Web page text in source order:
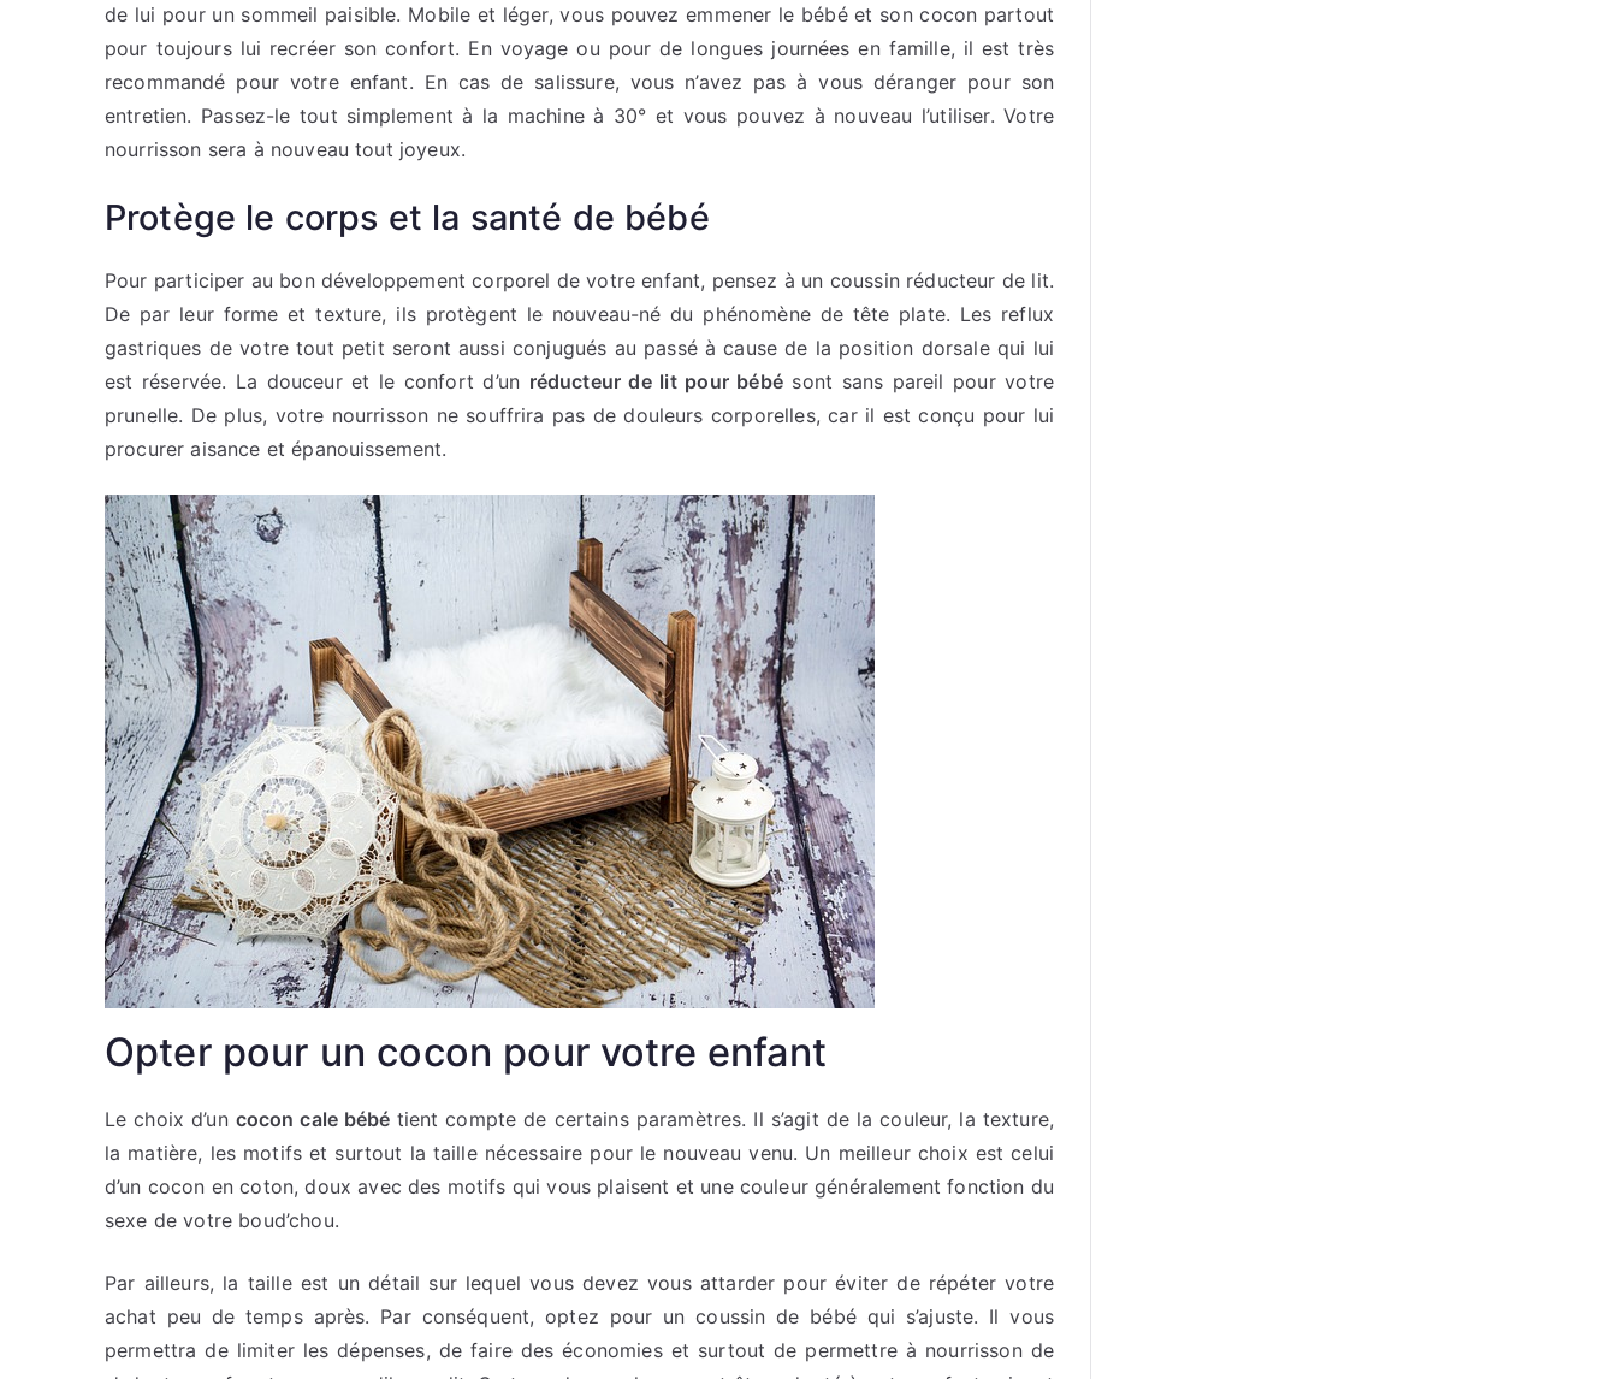
de lui pour un sommeil paisible. Mobile et léger, vous pouvez emmener le bébé et son cocon partout
pour toujours lui recréer son confort. En voyage ou pour de longues journées en famille, il est très
recommandé pour votre enfant. En cas de salissure, vous n’avez pas à vous déranger pour son
entretien. Passez-le tout simplement à la machine à 30° et vous pouvez à nouveau l’utiliser. Votre
nourrisson sera à nouveau tout joyeux.
Protège le corps et la santé de bébé
Pour participer au bon développement corporel de votre enfant, pensez à un coussin réducteur de lit.
De par leur forme et texture, ils protègent le nouveau-né du phénomène de tête plate. Les reflux
gastriques de votre tout petit seront aussi conjugués au passé à cause de la position dorsale qui lui
est réservée. La douceur et le confort d’un réducteur de lit pour bébésont sans pareil pour votre
prunelle. De plus, votre nourrisson ne souffrira pas de douleurs corporelles, car il est conçu pour lui
procurer aisance et épanouissement.
Opter pour un cocon pour votre enfant
Le choix d’un cocon cale bébé tient compte de certains paramètres. Il s’agit de la couleur, la texture,
la matière, les motifs et surtout la taille nécessaire pour le nouveau venu. Un meilleur choix est celui
d’un cocon en coton, doux avec des motifs qui vous plaisent et une couleur généralement fonction du
sexe de votre boud’chou.
Par ailleurs, la taille est un détail sur lequel vous devez vous attarder pour éviter de répéter votre
achat peu de temps après. Par conséquent, optez pour un coussin de bébé qui s’ajuste. Il vous
permettra de limiter les dépenses, de faire des économies et surtout de permettre à nourrisson de